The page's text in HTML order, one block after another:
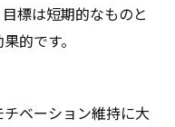
標は短期的なものと
的です。
ベーション維持に大